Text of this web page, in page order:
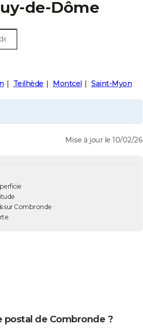
de-Dôme
Teilhède Montcel Saint-Myon
Mise à jour le 10/02/26
sur Combronde
postal de Combronde ?